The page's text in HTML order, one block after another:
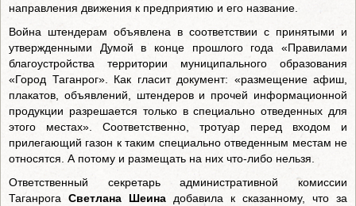
направления движения к предприятию и его название.
Война штендерам объявлена в соответствии с принятыми и
утвержденными Думой в конце прошлого года «Правилами
благоустройства территории муниципального образования
«Город Таганрог». Как гласит документ: «размещение афиш,
плакатов, объявлений, штендеров и прочей информационной
продукции разрешается только в специально отведенных для
этого местах». Соответственно, тротуар перед входом и
прилегающий газон к таким специально отведенным местам не
относятся. А потому и размещать на них что-либо нельзя.
Ответственный секретарь административной комиссии
Таганрога Светлана Шеина добавила к сказанному, что за